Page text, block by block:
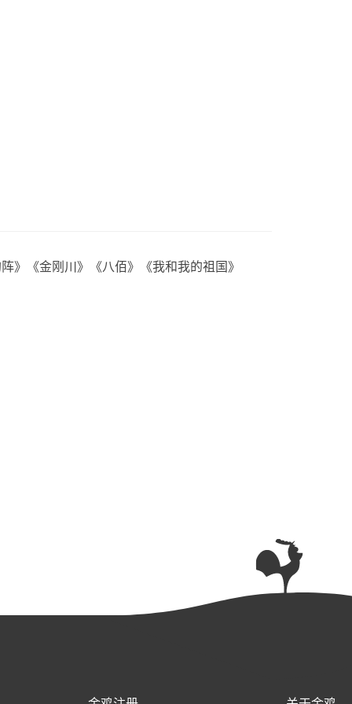
》《金刚川》《八佰》《我和我的祖国》